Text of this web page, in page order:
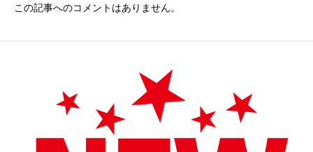
この記事へのコメントはありません。